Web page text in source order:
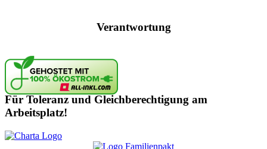
Verantwortung
Für Toleranz und Gleichberechtigung am
Arbeitsplatz!